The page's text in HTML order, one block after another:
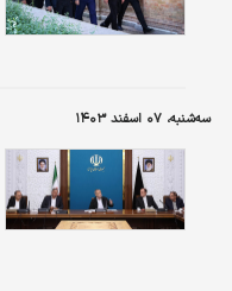
سه‌شنبه، ۰۷ اسفند ۱۴۰۳